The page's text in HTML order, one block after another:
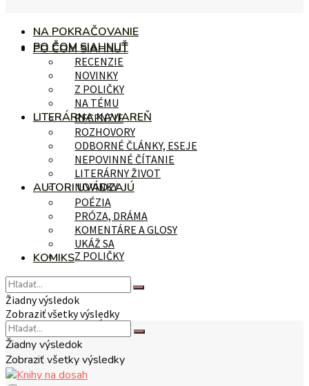
PO ČOM SIAHNUŤ
RECENZIE
NOVINKY
Z POLIČKY
NA TÉMU
NA POKRAČOVANIE
PO ČOM SIAHNUŤ
RECENZIE
NOVINKY
Z POLIČKY
NA TÉMU
LITERÁRNA KAVIAREŇ
ROZHOVORY
ODBORNÉ ČLÁNKY, ESEJE
NEPOVINNÉ ČÍTANIE
LITERÁRNY ŽIVOT
AUTORI UVÁDZAJÚ
POÉZIA
PRÓZA, DRÁMA
KOMENTÁRE A GLOSY
UKÁŽ SA
KOMIKS
Žiadny výsledok
Zobraziť všetky výsledky
Žiadny výsledok
Zobraziť všetky výsledky